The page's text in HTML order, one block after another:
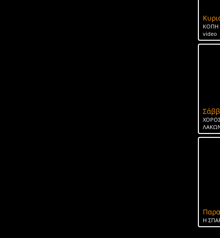
ΚΟΠΗ
video
H